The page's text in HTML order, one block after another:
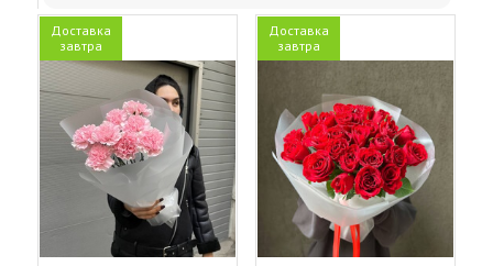
Доставка
завтра
Доставка
завтра